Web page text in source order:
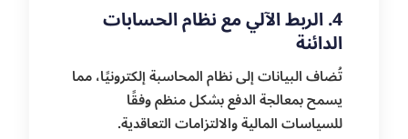
4. الربط الآلي مع نظام الحسابات
الدائنة
تُضاف البيانات إلى نظام المحاسبة إلكترونيًا، مما
يسمح بمعالجة الدفع بشكل منظم وفقًا
للسياسات المالية والالتزامات التعاقدية.